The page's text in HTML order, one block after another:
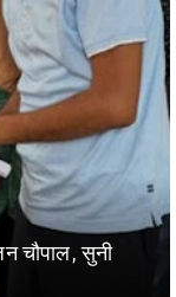
चौपाल, सुनी